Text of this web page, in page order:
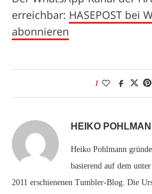
erreichbar: HASEPOST bei
abonnieren
1
HEIKO
Heiko Pohlmann
basierend auf dem
2011 erschienenen Tumbler-Blog. Die